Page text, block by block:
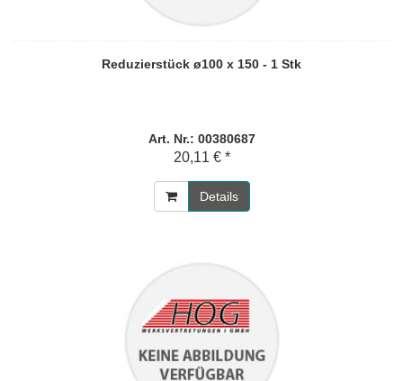
Reduzierstück ø100 x 150 - 1 Stk
Art. Nr.: 00380687
20,11 € *
Details